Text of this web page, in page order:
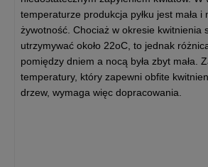
temperaturze produkcja pyłku jest mała i
żywotność. Chociaż w okresie kwitnienia
utrzymywać około 22oC, to jednak
pomiędzy dniem a nocą była zbyt mała.
temperatury, który zapewni obfite
drzew, wymaga więc dopracowania.